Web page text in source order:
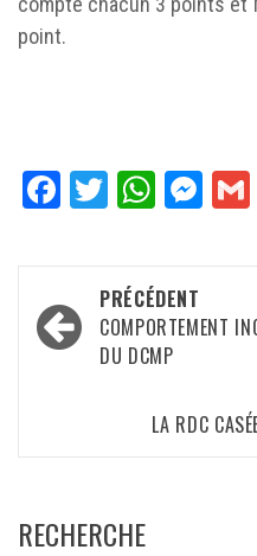
point.
Facebook
Twitter
Navigation
d’article
PRÉCÉDENT
COMPORTEMENT
DU DCMP
LA RDC
RECHERCHE